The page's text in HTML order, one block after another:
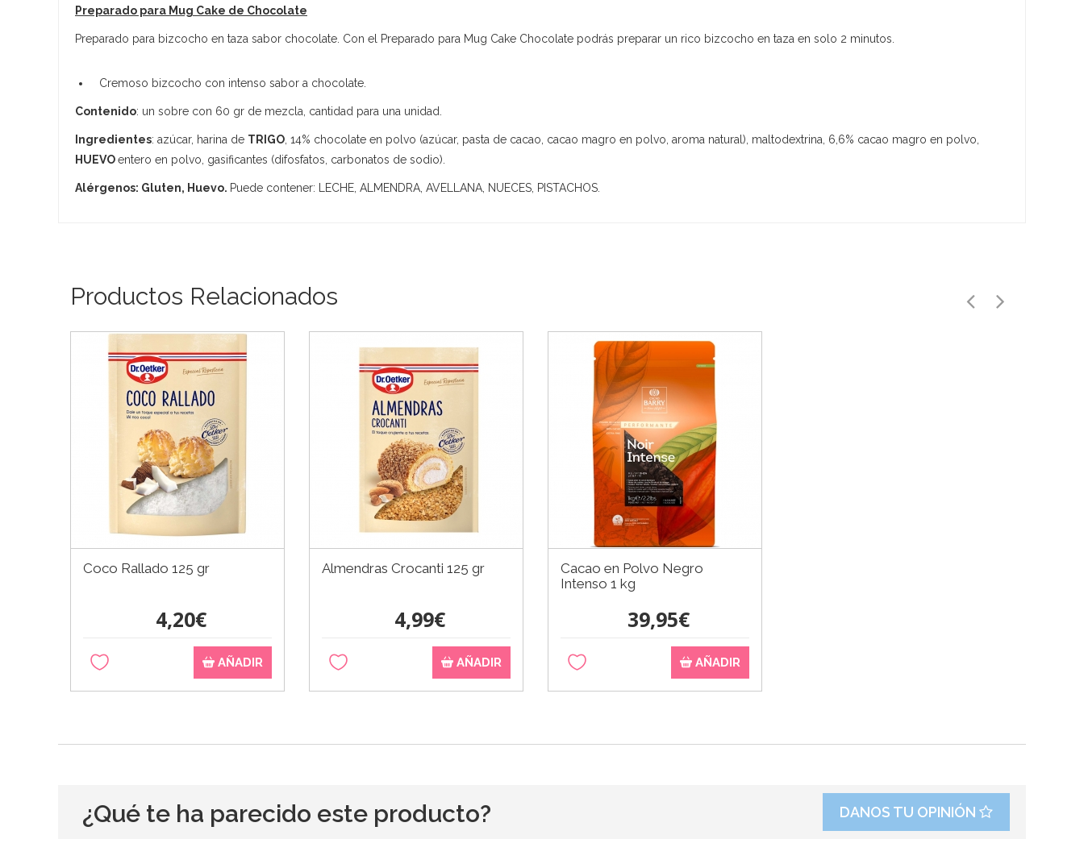
Preparado para Mug Cake de Chocolate
Preparado para bizcocho en taza sabor chocolate. Con el Preparado para Mug Cake Chocolate podrás preparar un rico bizcocho en taza en solo 2 minutos.
Cremoso bizcocho con intenso sabor a chocolate.
Contenido: un sobre con 60 gr de mezcla, cantidad para una unidad.
Ingredientes: azúcar, harina de TRIGO , 14% chocolate en polvo (azúcar, pasta de cacao, cacao magro en polvo, aroma natural), maltodextrina, 6,6% cacao magro en polvo,
HUEVOentero en polvo, gasificantes (difosfatos, carbonatos de sodio).
Alérgenos: Gluten, Huevo. Puede contener: LECHE, ALMENDRA, AVELLANA, NUECES, PISTACHOS.
Productos Relacionados
Coco Rallado 125 gr
4,20€
AÑADIR
Almendras Crocanti 125 gr
4,99€
AÑADIR
Cacao en Polvo Negro
Intenso 1 kg
39,95€
AÑADIR
¿Qué te ha parecido este producto? DANOS TU OPINIÓN